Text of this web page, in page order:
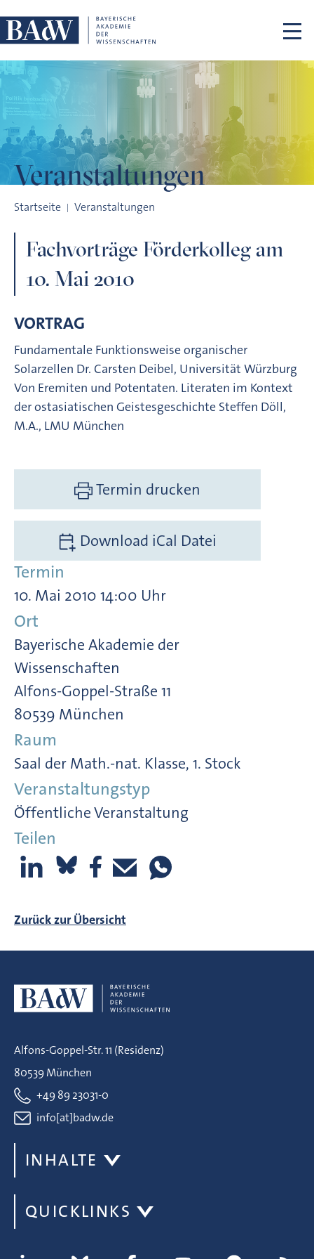
Veranstaltungen
Startseite Veranstaltungen
Fachvorträge Förderkolleg am
10. Mai 2010
VORTRAG
Fundamentale Funktionsweise organischer
Solarzellen Dr. Carsten Deibel, Universität Würzburg
Von Eremiten und Potentaten. Literaten im Kontext
der ostasiatischen Geistesgeschichte Steffen Döll,
M.A., LMU München
Termin drucken
Download iCal Datei
Termin
10. Mai 2010 14:00 Uhr
Ort
Bayerische Akademie der
Wissenschaften
Alfons-Goppel-Straße 11
80539 München
Raum
Saal der Math.-nat. Klasse, 1. Stock
Veranstaltungstyp
Öffentliche Veranstaltung
Teilen
Zurück zur Übersicht
Alfons-Goppel-Str. 11 (Residenz)
80539 München
+49 89 23031-0
info[at]badw.de
INHALTE
QUICKLINKS